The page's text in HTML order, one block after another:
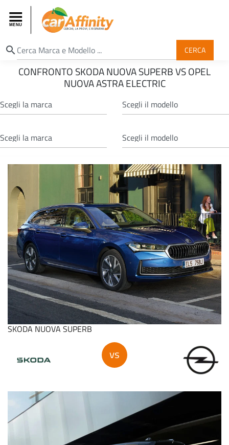
search CERCA
CONFRONTO SKODA NUOVA SUPERB VS OPEL
NUOVA ASTRA ELECTRIC
SKODA NUOVA SUPERB
vs